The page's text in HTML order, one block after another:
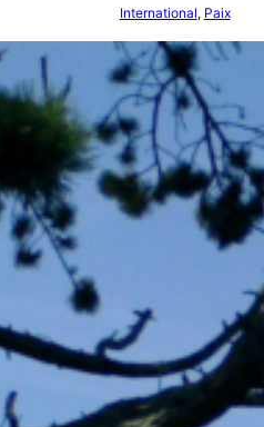
International, Paix